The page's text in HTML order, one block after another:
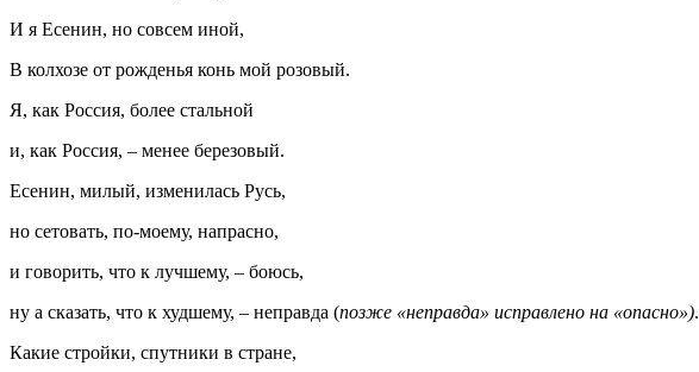
И я Есенин, но совсем иной,
В колхозе от рожденья конь мой розовый.
Я, как Россия, более стальной
и, как Россия, – менее березовый.
Есенин, милый, изменилась Русь,
но сетовать, по-моему, напрасно,
и говорить, что к лучшему, – боюсь,
ну а сказать, что к худшему, – неправда (позже «неправда» исправлено на «опасно»).
Какие стройки, спутники в стране,